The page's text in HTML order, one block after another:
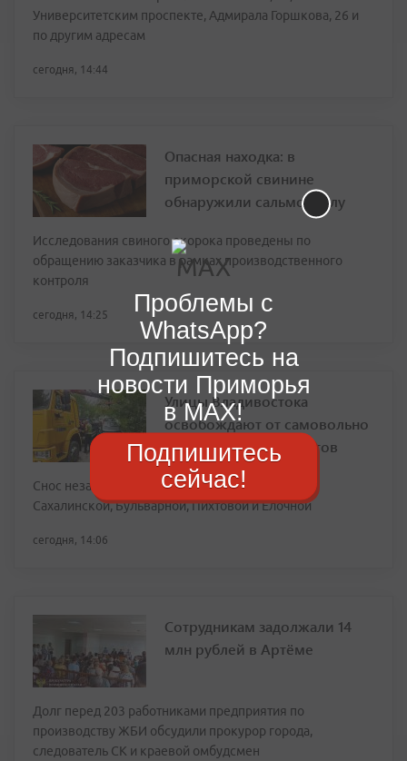
Университетским проспекте, Адмирала Горшкова, 26 и
по другим адресам
сегодня, 14:44
Опасная находка: в
приморской свинине
обнаружили сальмонеллу
Исследования свиного окорока проведены по
обращению заказчика в рамках производственного
контроля
сегодня, 14:25
Улицы Владивостока
освобождают от самовольно
установленных объектов
Снос незаконных объектов идет на Морозова,
Сахалинской, Бульварной, Пихтовой и Ёлочной
сегодня, 14:06
Сотрудникам задолжали 14
млн рублей в Артёме
Долг перед 203 работниками предприятия по
производству ЖБИ обсудили прокурор города,
следователь СК и краевой омбудсмен
Проблемы с
WhatsApp?
Подпишитесь на
новости Приморья
в MAX!
Подпишитесь
сейчас!